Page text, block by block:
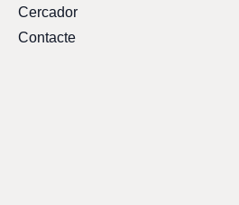
Cercador
Contacte